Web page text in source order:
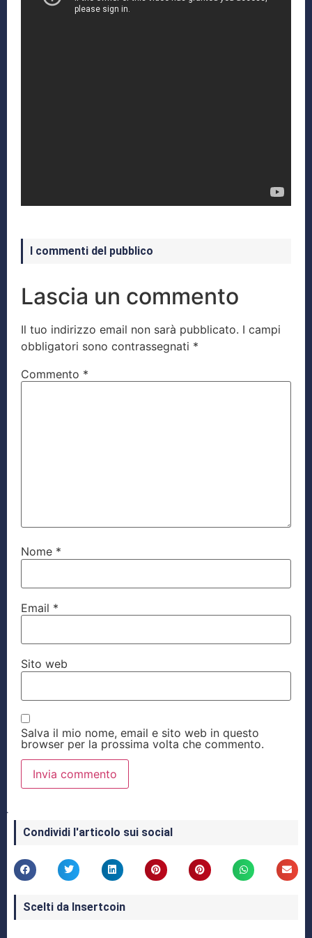
I commenti del pubblico
Lascia un commento
Il tuo indirizzo email non sarà pubblicato. I campi
obbligatori sono contrassegnati *
Commento *
Nome *
Email *
Sito web
Salva il mio nome, email e sito web in questo
browser per la prossima volta che commento.
Condividi l'articolo sui social
Scelti da Insertcoin